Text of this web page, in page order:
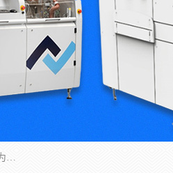
深圳市亿阳电子仪器有限公司坐落于风景秀丽的深圳市光明区，集SMT设备销售务为一体，努力为客户提供电子装配解决方案。与行业**SMT设备厂商：ASM（印刷机，锡膏检查机，贴片机），德国ERSA（爱莎）建立了稳固的代理合作关系，销售的设备一直保持**电子装配行业未来发展方向，能够满足客户各种繁杂产品的生产应用。